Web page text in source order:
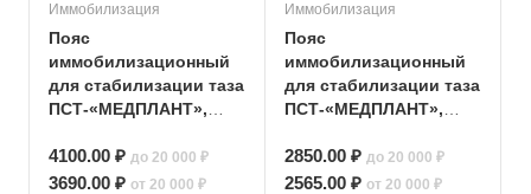
Иммобилизация
Пояс
иммобилизационный
для стабилизации таза
ПСТ-«МЕДПЛАНТ»,
4100.00 ₽ до 20 000 ₽
3690.00 ₽ от 20 000 ₽
Иммобилизация
Пояс
иммобилизационный
для стабилизации таза
ПСТ-«МЕДПЛАНТ»,
2850.00 ₽ до 20 000 ₽
2565.00 ₽ от 20 000 ₽